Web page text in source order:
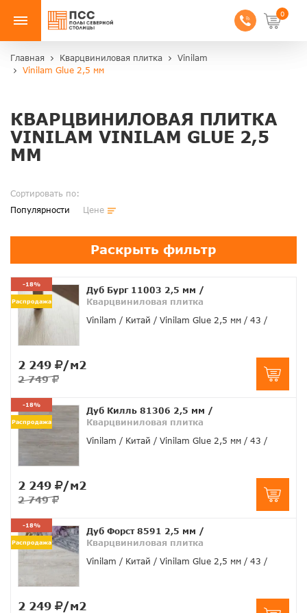
0
Главная Кварцвиниловая плитка
Vinilam
Vinilam Glue 2,5 мм
КВАРЦВИНИЛОВАЯ ПЛИТКА
VINILAM VINILAM GLUE 2,5
ММ
Сортировать по:
Популярности
Цене
Раскрыть фильтр
-18%
Распродажа
Дуб Бург 11003 2,5 мм /
Кварцвиниловая плитка
Vinilam
Китай Vinilam Glue 2,5 мм 43
2 249 /м2
2 749
-18%
Распродажа
Дуб Килль 81306 2,5 мм /
Кварцвиниловая плитка
Vinilam
Китай Vinilam Glue 2,5 мм 43
2 249 /м2
2 749
-18%
Распродажа
Дуб Форст 8591 2,5 мм /
Кварцвиниловая плитка
Vinilam
Китай Vinilam Glue 2,5 мм 43
2 249 /м2